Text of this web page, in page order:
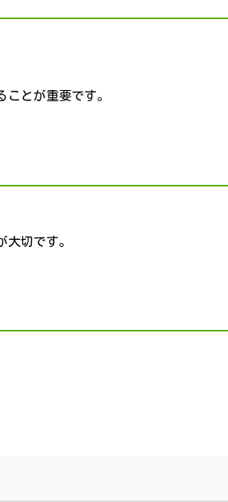
とが重要です。
切です。